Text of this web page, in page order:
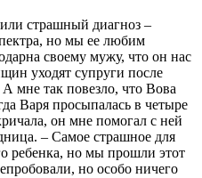
страшный диагноз –
но мы ее любим
своему мужу, что он нас
уходят супруги после
мне так повезло, что Вова
Варя просыпалась в четыре
он мне помогал с ней
– Самое страшное для
ребенка, но мы прошли этот
но особо ничего